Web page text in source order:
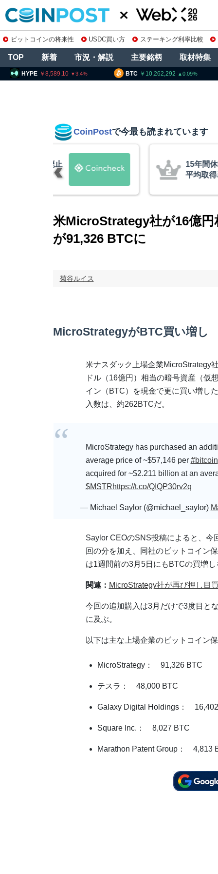
ビットコインの将来性 USDC買い方 ステーキング利率比較
TOP 新着 市況・解説 主要銘柄 取材特集
BTC 10,262,292 0.09 ETH
8,589.10 3.4
CoinPostで今最も読まれています
15年間休眠の
平均取得単価は
米MicroStrategy社が16億
が91,326 BTCに
菊谷ルイス
MicroStrategyがBTC買い増し
米ナスダック上場企業MicroStrategy
ドル（16億円）相当の暗号資産（仮
イン（BTC）を現金で更に買い増し
入数は、約262BTCだ。
MicroStrategy has purchased an
average price of ~$57,146 per #bitcoin
acquired for ~$2.211 billion at an
$MSTRhttps://t.co/QIQP30rv2q
— Michael Saylor (@michael_saylor)
Saylor CEOのSNS投稿によると、今
回の分を加え、同社のビットコイン
は1週間前の3月5日にもBTCの買増
関連： MicroStrategy社が再び押し目
今回の追加購入は3月だけで3度目と
に及ぶ。
以下は主な上場企業のビットコイン
MicroStrategy： 91,326 BTC
テスラ： 48,000 BTC
Galaxy Digital Holdings：
Square Inc.： 8,027 BTC
Marathon Patent Group： 4,813